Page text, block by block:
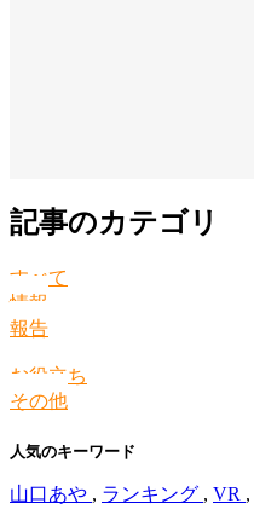
記事のカテゴリ
すべて
情報
報告
お役立ち
その他
人気のキーワード
山口あや , ランキング , VR ,